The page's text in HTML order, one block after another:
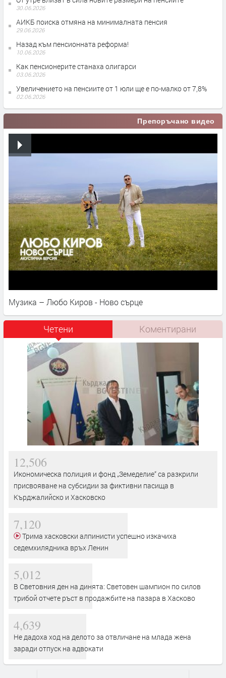
30.06.2026
АИКБ поиска отмяна на минималната пенсия
29.06.2026
Назад към пенсионната реформа!
10.06.2026
Как пенсионерите станаха олигарси
03.06.2026
Увеличението на пенсиите от 1 юли ще е по-малко от 7,8%
02.06.2026
Препоръчано видео
Музика – Любо Киров - Ново сърце
Четени Коментирани
12,506
Икономическа полиция и фонд „Земеделие“ са разкрили
присвояване на субсидии за фиктивни пасища в
Кърджалийско и Хасковско
7,120
седемхилядника връх Ленин
5,012
В Световния ден на динята: Световен шампион по силов
трибой отчете ръст в продажбите на пазара в Хасково
4,639
Не дадоха ход на делото за отвличане на млада жена
заради отпуск на адвокати